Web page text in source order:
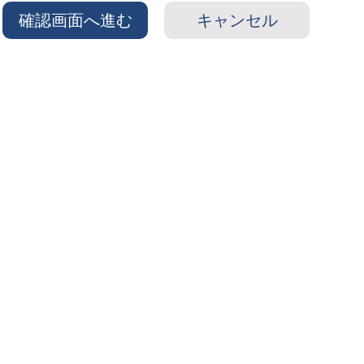
キャンセル
確認画面へ進む